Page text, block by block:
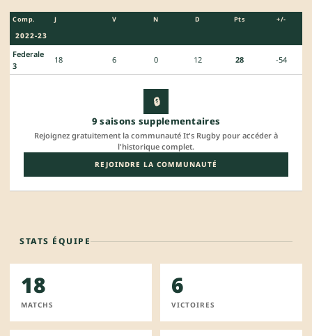
Comp. J V N D Pts +/-
2022-23
Federale
3
18 6 0 12 28 -54
🔒
9 saisons supplementaires
Rejoignez gratuitement la communauté It's Rugby pour accéder à
l'historique complet.
REJOINDRE LA COMMUNAUTÉ
STATS ÉQUIPE
18
MATCHS
6
VICTOIRES